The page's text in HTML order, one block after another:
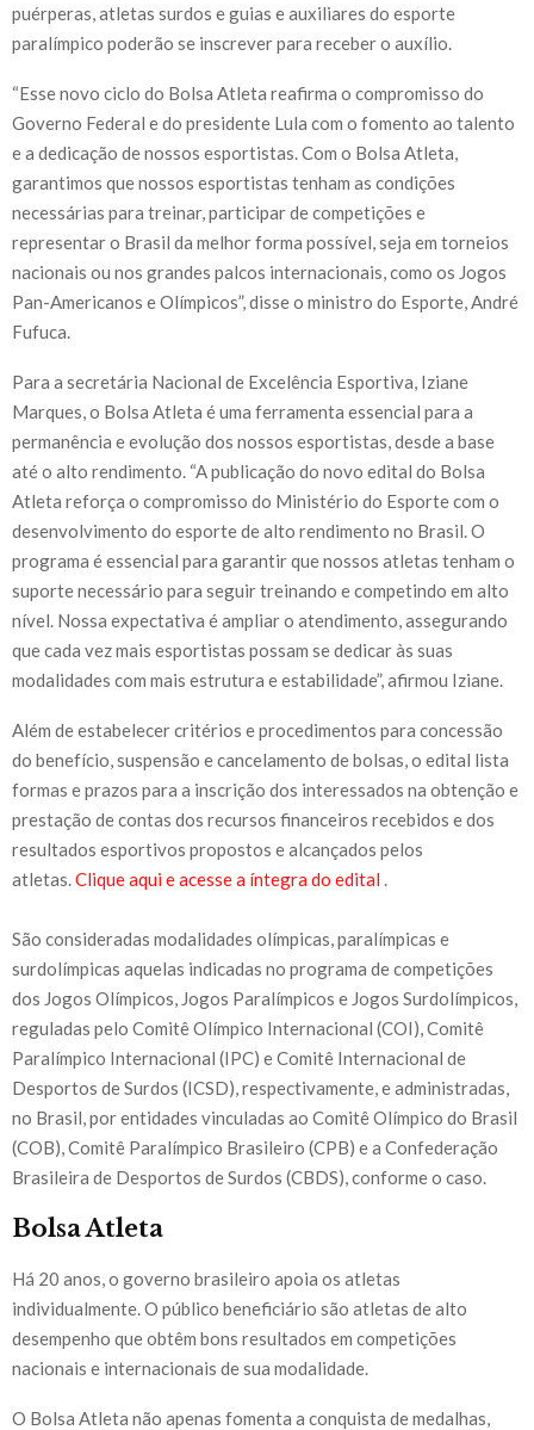
puérperas, atletas surdos e guias e auxiliares do esporte
paralímpico poderão se inscrever para receber o auxílio.
“Esse novo ciclo do Bolsa Atleta reafirma o compromisso do
Governo Federal e do presidente Lula com o fomento ao talento
e a dedicação de nossos esportistas. Com o Bolsa Atleta,
garantimos que nossos esportistas tenham as condições
necessárias para treinar, participar de competições e
representar o Brasil da melhor forma possível, seja em torneios
nacionais ou nos grandes palcos internacionais, como os Jogos
Pan-Americanos e Olímpicos”, disse o ministro do Esporte, André
Fufuca.
Para a secretária Nacional de Excelência Esportiva, Iziane
Marques, o Bolsa Atleta é uma ferramenta essencial para a
permanência e evolução dos nossos esportistas, desde a base
até o alto rendimento. “A publicação do novo edital do Bolsa
Atleta reforça o compromisso do Ministério do Esporte com o
desenvolvimento do esporte de alto rendimento no Brasil. O
programa é essencial para garantir que nossos atletas tenham o
suporte necessário para seguir treinando e competindo em alto
nível. Nossa expectativa é ampliar o atendimento, assegurando
que cada vez mais esportistas possam se dedicar às suas
modalidades com mais estrutura e estabilidade”, afirmou Iziane.
Além de estabelecer critérios e procedimentos para concessão
do benefício, suspensão e cancelamento de bolsas, o edital lista
formas e prazos para a inscrição dos interessados na obtenção e
prestação de contas dos recursos financeiros recebidos e dos
resultados esportivos propostos e alcançados pelos
atletas.Clique aqui e acesse a íntegra do edital .
São consideradas modalidades olímpicas, paralímpicas e
surdolímpicas aquelas indicadas no programa de competições
dos Jogos Olímpicos, Jogos Paralímpicos e Jogos Surdolímpicos,
reguladas pelo Comitê Olímpico Internacional (COI), Comitê
Paralímpico Internacional (IPC) e Comitê Internacional de
Desportos de Surdos (ICSD), respectivamente, e administradas,
no Brasil, por entidades vinculadas ao Comitê Olímpico do Brasil
(COB), Comitê Paralímpico Brasileiro (CPB) e a Confederação
Brasileira de Desportos de Surdos (CBDS), conforme o caso.
Bolsa Atleta
Há 20 anos, o governo brasileiro apoia os atletas
individualmente. O público beneficiário são atletas de alto
desempenho que obtêm bons resultados em competições
nacionais e internacionais de sua modalidade.
O Bolsa Atleta não apenas fomenta a conquista de medalhas,